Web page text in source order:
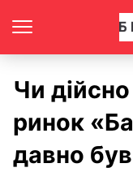
Чи
ринок
давно був